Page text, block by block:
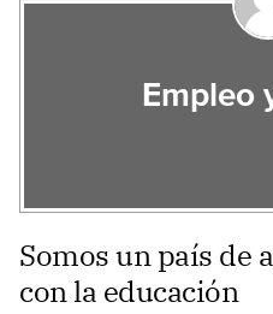
Empleo
Somos un país de
con la educación